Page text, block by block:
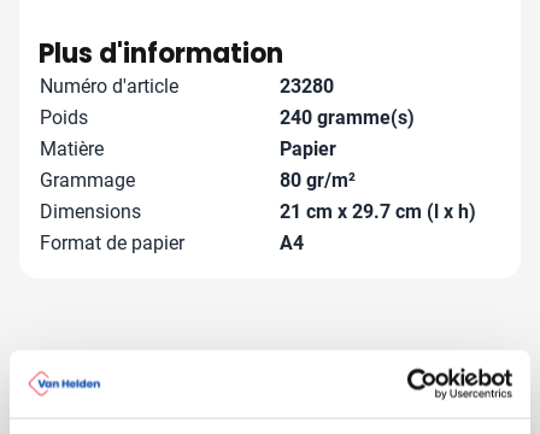
seulement un cadeau pratique, vous œuvrez
également pour la planète. Chaque carnet de notes
peut être imprimé dans une couleur unie, donc
n’hésitez pas à l’adapter à votre couleur d’entreprise.
Le carnet de notes A4 est disponible avec 25, 50 ou
100 feuilles de papier. Egalement disponible dans les
formatsA5 (art. 23279) A6 (art. 23278) .
Plus d'information
Numéro d'article
23280
Poids
240 gramme(s)
Matière
Papier
Grammage
80 gr/m²
Dimensions
21 cm x 29.7 cm (l x h)
Format de papier
A4
D'autres ont aussi regardé